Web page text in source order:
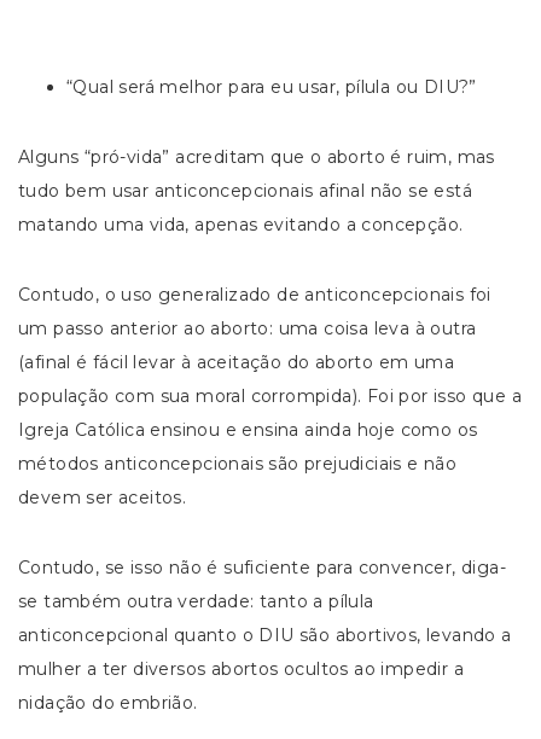
“Qual será melhor para eu usar, pílula ou DIU?”
Alguns “pró-vida” acreditam que o aborto é ruim, mas
tudo bem usar anticoncepcionais afinal não se está
matando uma vida, apenas evitando a concepção.
Contudo, o uso generalizado de anticoncepcionais foi
um passo anterior ao aborto: uma coisa leva à outra
(afinal é fácil levar à aceitação do aborto em uma
população com sua moral corrompida). Foi por isso que a
Igreja Católica ensinou e ensina ainda hoje como os
métodos anticoncepcionais são prejudiciais e não
devem ser aceitos.
Contudo, se isso não é suficiente para convencer, diga-
se também outra verdade: tanto a pílula
anticoncepcional quanto o DIU são abortivos, levando a
mulher a ter diversos abortos ocultos ao impedir a
nidação do embrião.